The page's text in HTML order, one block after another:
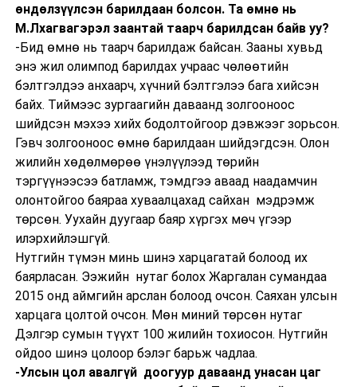
өндөлзүүлсэн барилдаан болсон. Та өмнө нь
М.Лхагвагэрэл заантай таарч барилдсан байв уу?
-Бид өмнө нь таарч барилдаж байсан. Зааны хувьд
энэ жил олимпод барилдах учраас чөлөөтийн
бэлтгэлдээ анхаарч, хүчний бэлтгэлээ бага хийсэн
байх. Тиймээс зургаагийн даваанд золгооноос
шийдсэн мэхээ хийх бодолтойгоор дэвжээг зорьсон.
Гэвч золгооноос өмнө барилдаан шийдэгдсэн. Олон
жилийн хөдөлмөрөө үнэлүүлээд төрийн
тэргүүнээсээ батламж, тэмдгээ аваад наадамчин
олонтойгоо баяраа хуваалцахад сайхан мэдрэмж
төрсөн. Уухайн дуугаар баяр хүргэх мөч үгээр
илэрхийлэшгүй.
Нутгийн түмэн минь шинэ харцагатай болоод их
баярласан. Ээжийн нутаг болох Жаргалан сумандаа
2015 онд аймгийн арслан болоод очсон. Саяхан улсын
харцага цолтой очсон. Мөн миний төрсөн нутаг
Дэлгэр сумын түүхт 100 жилийн тохиосон. Нутгийн
ойдоо шинэ цолоор бэлэг барьж чадлаа.
-Улсын цол авалгүй доогуур даваанд унасан цаг